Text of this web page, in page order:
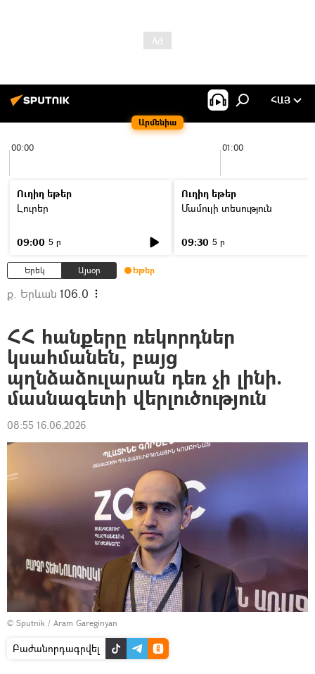
Արմենիա
ՀԱՅ
00:00 01:00
Ուղիղ եթեր
Լուրեր
09:00 5 ր
Ուղիղ եթեր
Մամուլի տեսություն
09:30 5 ր
Երեկ Այսօր Եթեր
ք. Երևան 106.0
ՀՀ հանքերը ռեկորդներ
կսահմանեն, բայց
պղնձաձուլարան դեռ չի լինի.
մասնագետի վերլուծություն
08:55 16.06.2026
© Sputnik / Aram Gareginyan
Բաժանորդագրվել